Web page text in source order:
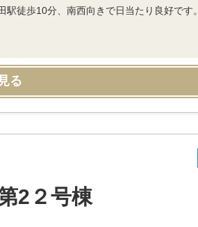
徒歩10分、南西向きで日当たり良好です。
る
2２号棟